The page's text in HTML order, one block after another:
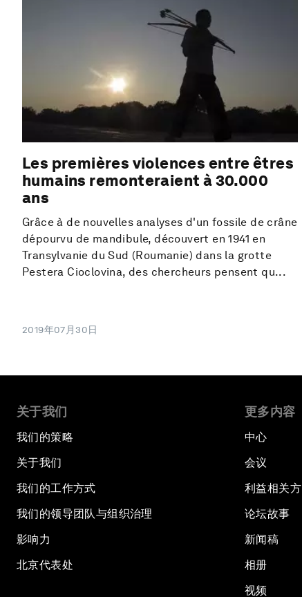
Les premières violences entre êtres
humains remonteraient à 30.000
ans
Grâce à de nouvelles analyses d'un fossile de crâne
dépourvu de mandibule, découvert en 1941 en
Transylvanie du Sud (Roumanie) dans la grotte
Pestera Cioclovina, des chercheurs pensent qu...
2019年07月30日
关于我们
我们的策略
关于我们
我们的工作方式
我们的领导团队与组织治理
影响力
北京代表处
更多内容
中心
会议
利益相关方
论坛故事
新闻稿
相册
视频